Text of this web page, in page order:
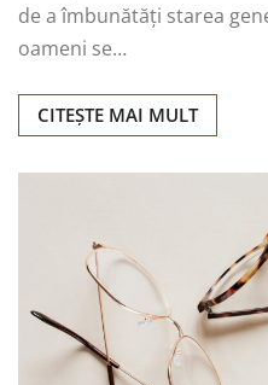
de a îmbunătăți starea
oameni se…
CITEȘTE MAI MULT